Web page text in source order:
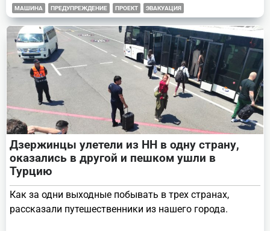
МАШИНА ПРЕДУПРЕЖДЕНИЕ ПРОЕКТ ЭВАКУАЦИЯ
Дзержинцы улетели из НН в одну страну,
оказались в другой и пешком ушли в
Турцию
Как за одни выходные побывать в трех странах,
рассказали путешественники из нашего города.